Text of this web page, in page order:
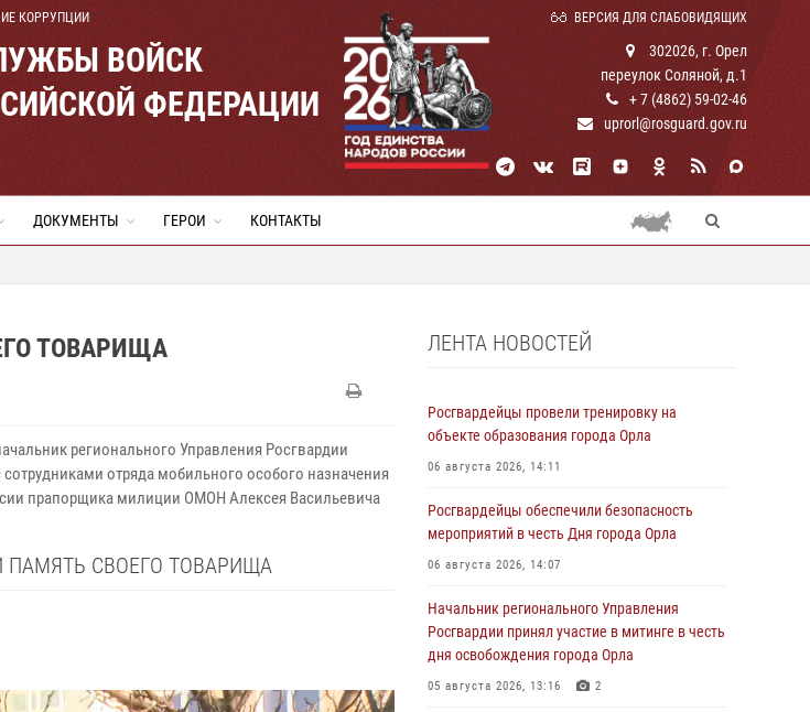
КОРРУПЦИИ ВЕРСИЯ ДЛЯ СЛАБОВИДЯЩИХ
ВОЙСК
ФЕДЕРАЦИИ
302026, г. Орел
переулок Соляной, д.1
+ 7 (4862) 59-02-46
uprorl@rosguard.gov.ru
ДОКУМЕНТЫ ГЕРОИ КОНТАКТЫ
ТОВАРИЩА
регионального Управления Росгвардии
отряда мобильного особого назначения
прапорщика милиции ОМОН Алексея Васильевича
СВОЕГО ТОВАРИЩА
ЛЕНТА НОВОСТЕЙ
Росгвардейцы провели тренировку на
объекте образования города Орла
06 августа 2026, 14:11
Росгвардейцы обеспечили безопасность
мероприятий в честь Дня города Орла
06 августа 2026, 14:07
Начальник регионального Управления
Росгвардии принял участие в митинге в честь
дня освобождения города Орла
05 августа 2026, 13:16 2